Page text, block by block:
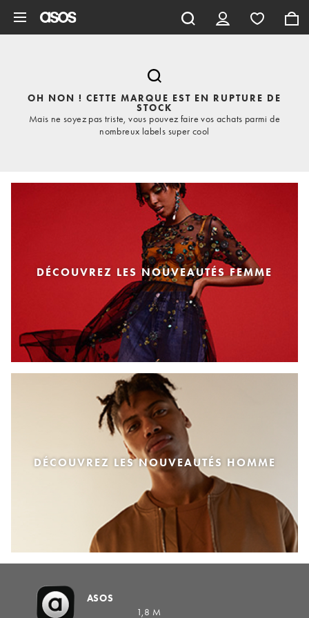
OH NON ! CETTE MARQUE EST EN RUPTURE DE
STOCK
Mais ne soyez pas triste, vous pouvez faire vos achats parmi de
nombreux labels super cool
DÉCOUVREZ LES NOUVEAUTÉS FEMME
DÉCOUVREZ LES NOUVEAUTÉS HOMME
ASOS
1,8 M